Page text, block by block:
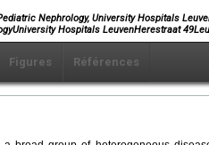
Nephrology, University Hospitals
Hospitals LeuvenHerestraat
Figures Références